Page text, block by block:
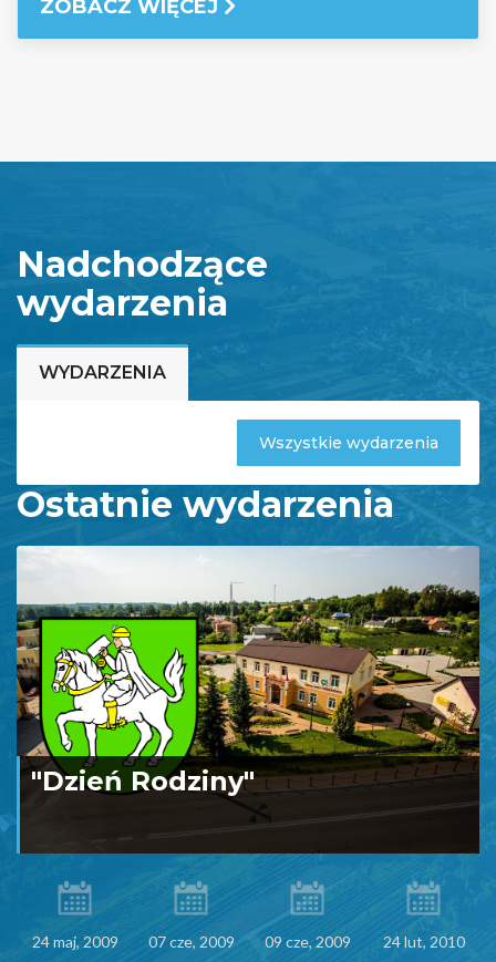
ZOBACZ WIĘCEJ
Nadchodzące
wydarzenia
WYDARZENIA
Wszystkie wydarzenia
Ostatnie wydarzenia
"Dzień Rodziny"
24 maj, 2009 07 cze, 2009 09 cze, 2009 24 lut, 2010